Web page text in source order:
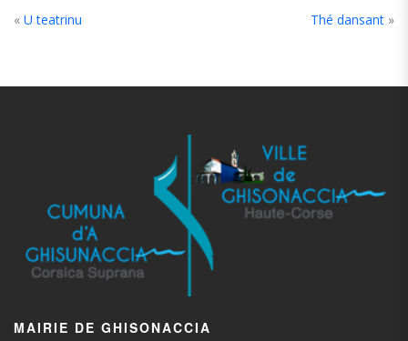
« U teatrinu Thé dansant »
MAIRIE DE GHISONACCIA